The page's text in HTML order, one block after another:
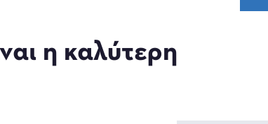
η καλύτερη